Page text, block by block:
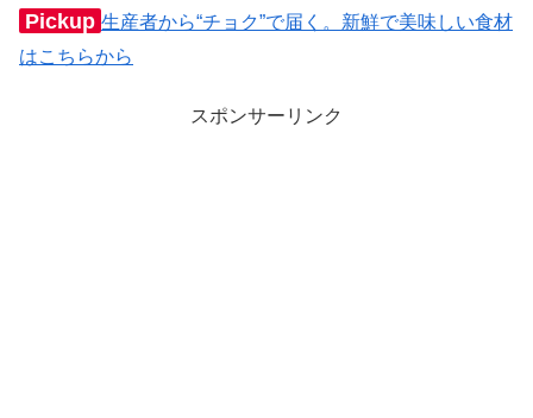
Pickup 生産者から“チョク”で届く。新鮮で美味しい食材
はこちらから
スポンサーリンク